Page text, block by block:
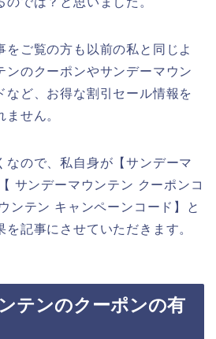
をご覧の方も以前の私と同じよ
ンのクーポンやサンデーマウン
など、お得な割引セール情報を
せん。
なので、私自身が【サンデーマ
サンデーマウンテン クーポンコ
ンテン キャンペーンコード】と
記事にさせていただきます。
テンのクーポンの有